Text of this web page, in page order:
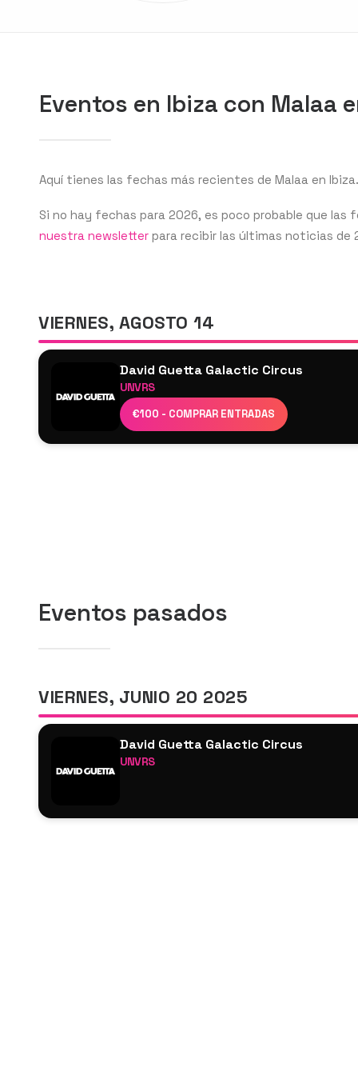
Eventos en Ibiza con Malaa
Aquí tienes las fechas más recientes de Malaa en Ibiza.
Si no hay fechas para 2026, es poco probable que las
nuestra newsletter para recibir las últimas noticias de
VIERNES, AGOSTO 14
David Guetta Galactic Circus
UNVRS
€100 - COMPRAR ENTRADAS
SALA PRINCIPAL
David Guetta
Tchami B2B Malaa
Eventos pasados
VIERNES, JUNIO 20 2025
David Guetta Galactic Circus
UNVRS
Zamna Soundsystem